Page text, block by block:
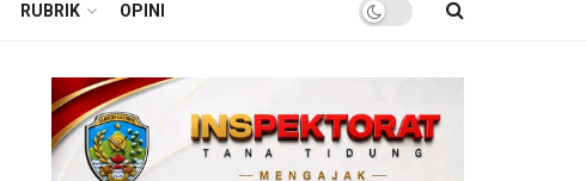
RUBRIK OPINI